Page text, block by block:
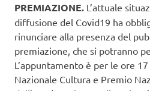
PREMIAZIONE. L’attuale
diffusione del Covid19 ha
rinunciare alla presenza del
premiazione, che si potranno
L’appuntamento è per le ore
Nazionale Cultura e Premio